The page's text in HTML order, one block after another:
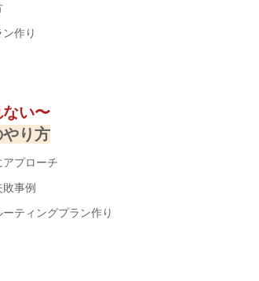
作り
い〜
り方
プローチ
事例
ティングプラン作り